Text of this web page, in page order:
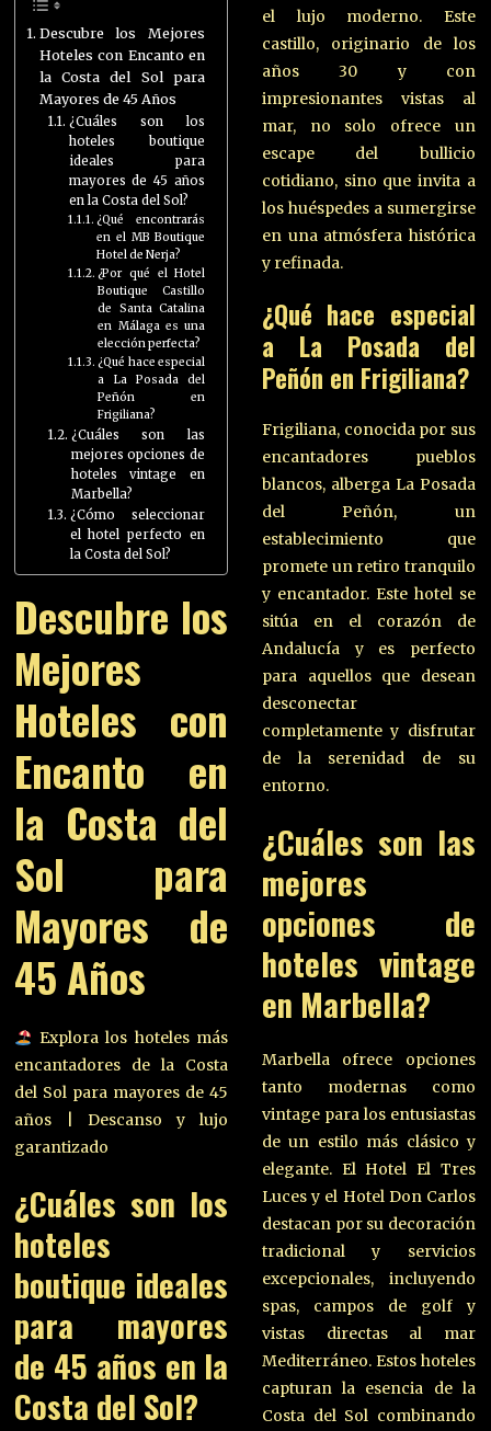
Descubre los Mejores
Hoteles con Encanto en
la Costa del Sol para
Mayores de 45 Años
¿Cuáles son los
hoteles boutique
ideales para
mayores de 45 años
en la Costa del Sol?
¿Qué encontrarás
en el MB Boutique
Hotel de Nerja?
¿Por qué el Hotel
Boutique Castillo
de Santa Catalina
en Málaga es una
elección perfecta?
¿Qué hace especial
a La Posada del
Peñón en
Frigiliana?
¿Cuáles son las
mejores opciones de
hoteles vintage en
Marbella?
¿Cómo seleccionar
el hotel perfecto en
la Costa del Sol?
Descubre los
Mejores
Hoteles con
Encanto en
la Costa del
Sol para
Mayores de
45 Años
Explora los hoteles más
encantadores de la Costa
del Sol para mayores de 45
años | Descanso y lujo
garantizado
¿Cuáles son los
hoteles
boutique ideales
para mayores
de 45 años en la
Costa del Sol?
el lujo moderno. Este
castillo, originario de los
años 30 y con
impresionantes vistas al
mar, no solo ofrece un
escape del bullicio
cotidiano, sino que invita a
los huéspedes a sumergirse
en una atmósfera histórica
y refinada.
¿Qué hace especial
a La Posada del
Peñón en Frigiliana?
Frigiliana, conocida por sus
encantadores pueblos
blancos, alberga La Posada
del Peñón, un
establecimiento que
promete un retiro tranquilo
y encantador. Este hotel se
sitúa en el corazón de
Andalucía y es perfecto
para aquellos que desean
desconectar
completamente y disfrutar
de la serenidad de su
entorno.
¿Cuáles son las
mejores
opciones de
hoteles vintage
en Marbella?
Marbella ofrece opciones
tanto modernas como
vintage para los entusiastas
de un estilo más clásico y
elegante. El Hotel El Tres
Luces y el Hotel Don Carlos
destacan por su decoración
tradicional y servicios
excepcionales, incluyendo
spas, campos de golf y
vistas directas al mar
Mediterráneo. Estos hoteles
capturan la esencia de la
Costa del Sol combinando